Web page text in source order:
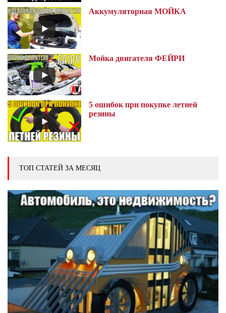
Аккумуляторная МОЙКА
Мойка двигателя ФЕЙРИ
5 ошибок при покупке летней
резины
ТОП СТАТЕЙ ЗА МЕСЯЦ